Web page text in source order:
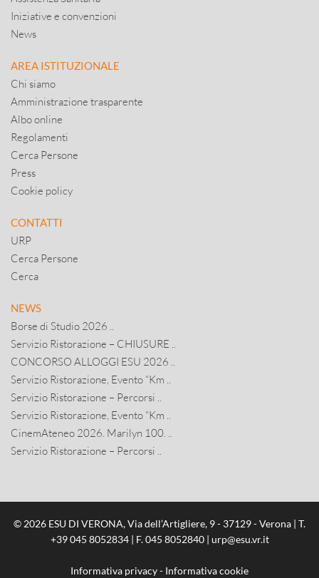
Iniziative e convenzioni
News
AREA ISTITUZIONALE
Chi siamo
Amministrazione trasparente
Albo online
Regolamenti
Cerca Persone
Press
Cookie policy
CONTATTI
URP
Cerca Persone
Cerca
NEWS
Borse di Studio 2026 ..
Servizio Ristorazione – CHIUSURE ..
CONCORSO ALLOGGI ESU 2026 ..
Servizio Ristorazione, Evento “Km ..
Servizio Ristorazione – Percorsi ..
Servizio Ristorazione, Evento “Km ..
CinemAteneo 2026. Marilyn 100. ..
Servizio Ristorazione – Percorsi ..
© 2026 ESU DI VERONA, Via dell’Artigliere, 9 - 37129 - Verona | T.
+39 045 8052834| F. 045 8052840 | urp@esu.vr.it
Informativa privacy- Informativa cookie